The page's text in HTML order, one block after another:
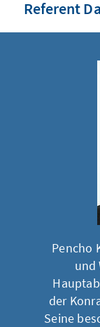
Referent
Pencho
und
der
Seine